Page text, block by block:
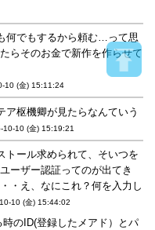
何でもするから頼む…って思
らそのお金で新作を作らせて
10 (金) 15:11:24
ア枢機卿が見たらなんていう
10-10 (金) 15:19:21
トール求められて、そいつを
ーザー認証ってのが出てき
・え、なにこれ？何を入力し
10 (金) 15:44:02
のID(登録したメアド）とパ